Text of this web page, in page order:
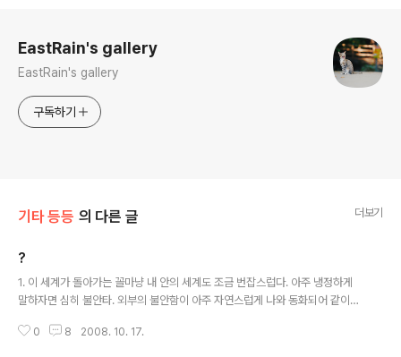
EastRain's gallery
EastRain's gallery
구독하기
기타 등등 의 다른 글 더보기
?
1. 이 세계가 돌아가는 꼴마냥 내 안의 세계도 조금 번잡스럽다. 아주 냉정하게
말하자면 심히 불안타. 외부의 불안함이 아주 자연스럽게 나와 동화되어 같이
어떻게든 살아가는 거고 어떻게든 죽어가는 거다. 2. 나와 첫 연애를 했던 누군
0 8 2008. 10. 17.